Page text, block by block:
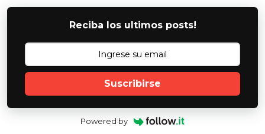
Reciba los ultimos posts!
Suscribirse
Powered by